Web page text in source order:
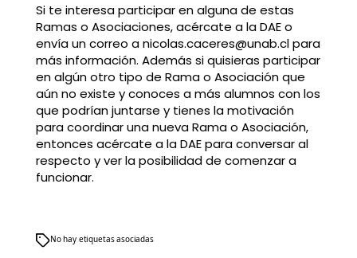
Si te interesa participar en alguna de estas
Ramas o Asociaciones, acércate a la DAE o
envía un correo a nicolas.caceres@unab.cl para
más información. Además si quisieras participar
en algún otro tipo de Rama o Asociación que
aún no existe y conoces a más alumnos con los
que podrían juntarse y tienes la motivación
para coordinar una nueva Rama o Asociación,
entonces acércate a la DAE para conversar al
respecto y ver la posibilidad de comenzar a
funcionar.
No hay etiquetas asociadas